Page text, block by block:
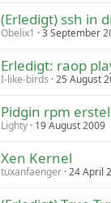
(Erledigt) ssh in
Obelix1 3 September
Erledigt: raop
I-like-birds 25 August
Pidgin rpm
Lighty 19 August 2009
Xen Kernel
tuxanfaenger 24 April